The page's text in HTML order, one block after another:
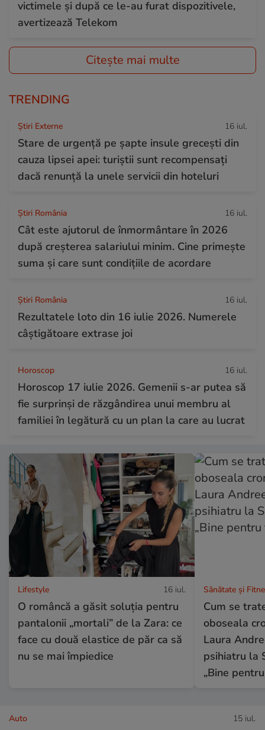
victimele și după ce le-au furat dispozitivele,
avertizează Telekom
Citește mai multe
TRENDING
Știri Externe 16 iul.
Stare de urgență pe șapte insule grecești din
cauza lipsei apei: turiștii sunt recompensați
dacă renunță la unele servicii din hoteluri
Știri România 16 iul.
Cât este ajutorul de înmormântare în 2026
după creșterea salariului minim. Cine primește
suma și care sunt condițiile de acordare
Știri România 16 iul.
Rezultatele loto din 16 iulie 2026. Numerele
câștigătoare extrase joi
Horoscop 16 iul.
Horoscop 17 iulie 2026. Gemenii s-ar putea să
fie surprinși de răzgândirea unui membru al
familiei în legătură cu un plan la care au lucrat
Lifestyle 16 iul.
O româncă a găsit soluția pentru
pantalonii „mortali” de la Zara: ce
face cu două elastice de păr ca să
nu se mai împiedice
Sănătate și
Cum se
oboseala
Laura
psihiatru la
„Bine
Auto 15 iul.